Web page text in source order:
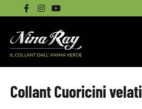
Collant Cuoricini velati